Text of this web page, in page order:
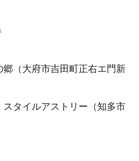
（大府市吉田町正右エ門新
スタイルアストリー（知多市